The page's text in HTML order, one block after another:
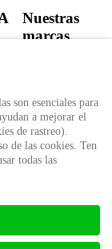
Nuestras
marcas
son esenciales para
a mejorar el
de rastreo).
de las cookies. Ten
todas las